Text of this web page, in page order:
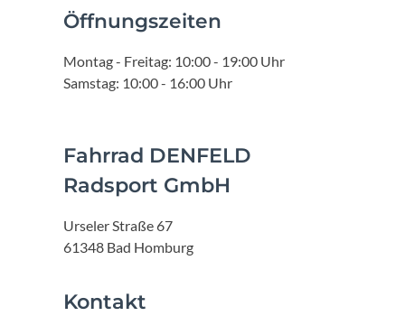
Öffnungszeiten
Montag - Freitag: 10:00 - 19:00 Uhr
Samstag: 10:00 - 16:00 Uhr
Fahrrad DENFELD
Radsport GmbH
Urseler Straße 67
61348 Bad Homburg
Kontakt